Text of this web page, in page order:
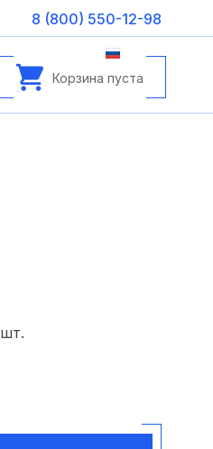
8 (800) 550-12-98
Корзина пуста
шт.